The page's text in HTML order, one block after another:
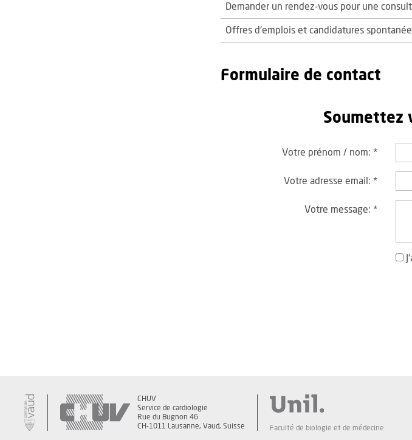
Demander un rendez-vous pour une
Offres d'emplois et candidatures
Formulaire de contact
Soumettez
Votre prénom / nom: *
Votre adresse email: *
Votre message: *
CHUV
Service de cardiologie
Rue du Bugnon 46
CH-1011 Lausanne, Vaud, Suisse
Faculté de biologie et de médecine